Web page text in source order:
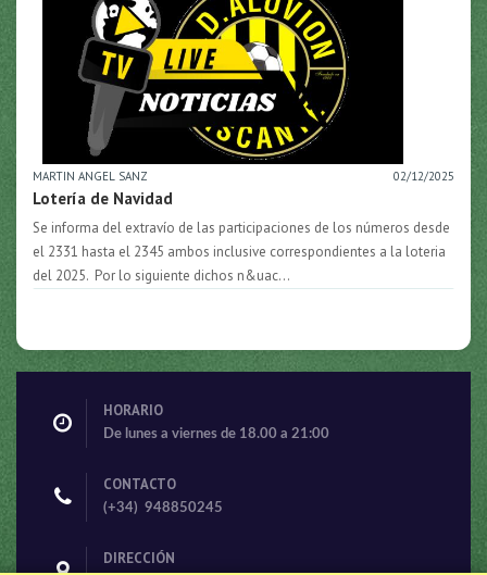
HORARIO
De lunes a viernes de 18.00 a 21:00
CONTACTO
(+34) 948850245
DIRECCIÓN